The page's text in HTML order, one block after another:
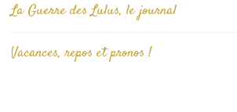
La Guerre des Lulus, le journal
Vacances, repos et pronos !